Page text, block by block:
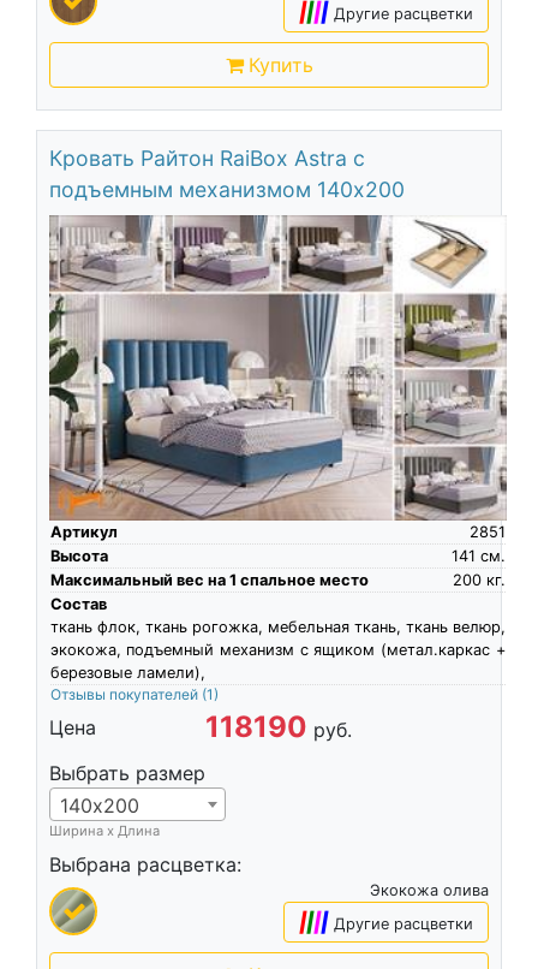
|||| Другие расцветки
Купить
Кровать Райтон RaiBox Astra с
подъемным механизмом 140х200
Артикул
2851
Высота
см.
141
Максимальный вес на 1 спальное место
кг.
200
Состав
ткань флок, ткань рогожка, мебельная ткань, ткань велюр,
экокожа, подъемный механизм с ящиком (метал.каркас +
березовые ламели),
Отзывы покупателей (1)
Цена 118190 руб.
Выбрать размер
140х200
Ширина х Длина
Выбрана расцветка:
Экокожа олива
|||| Другие расцветки